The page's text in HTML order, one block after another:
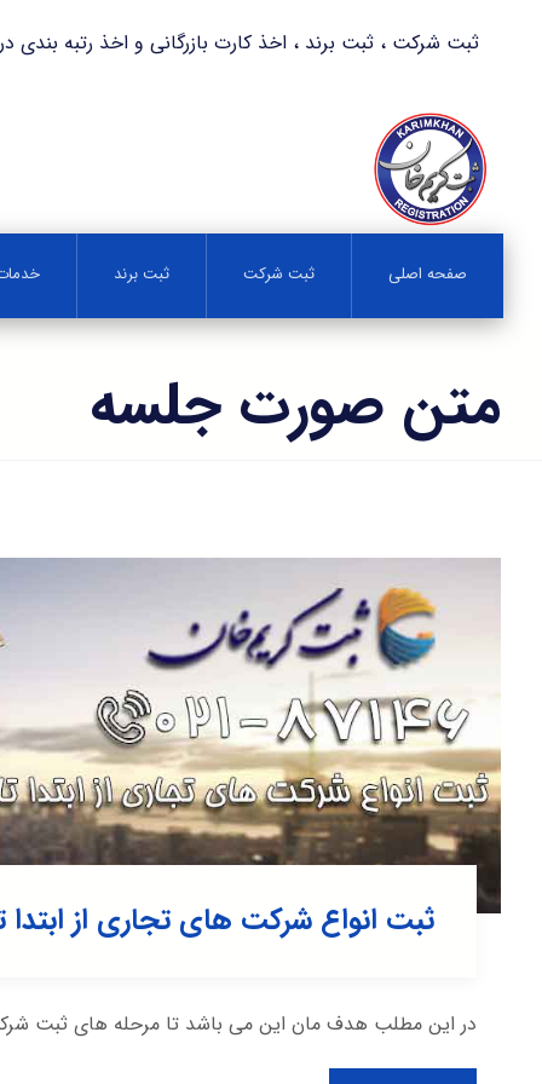
ثبت شرکت ، ثبت برند ، اخذ کارت بازرگانی و اخذ رتبه بندی در کمترین
صفحه اصلی ثبت شرکت ثبت برند
متن صورت جلسه
ثبت انواع شرکت های تجاری از ابتدا
در این مطلب هدف مان این می باشد تا مرحله های ثبت